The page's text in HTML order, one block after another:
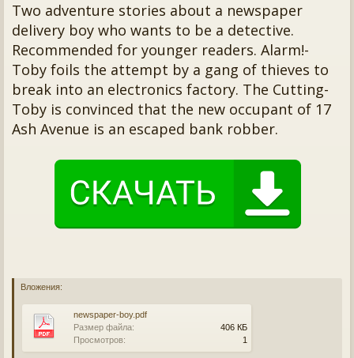
Two adventure stories about a newspaper
delivery boy who wants to be a detective.
Recommended for younger readers. Alarm!-
Toby foils the attempt by a gang of thieves to
break into an electronics factory. The Cutting-
Toby is convinced that the new occupant of 17
Ash Avenue is an escaped bank robber.
Вложения:
newspaper-boy.pdf
Размер файла:
406 КБ
Просмотров:
1